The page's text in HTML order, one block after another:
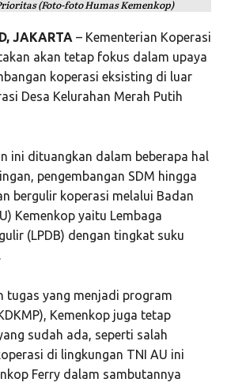
(Foto-foto Humas Kemenkop)
JAKARTA – Kementerian Koperasi
akan tetap fokus dalam upaya
koperasi eksisting di luar
Desa Kelurahan Merah Putih
ini dituangkan dalam beberapa hal
pengembangan SDM hingga
bergulir koperasi melalui Badan
Kemenkop yaitu Lembaga
(LPDB) dengan tingkat suku
tugas yang menjadi program
Kemenkop juga tetap
sudah ada, seperti salah
di lingkungan TNI AU ini
Ferry dalam sambutannya